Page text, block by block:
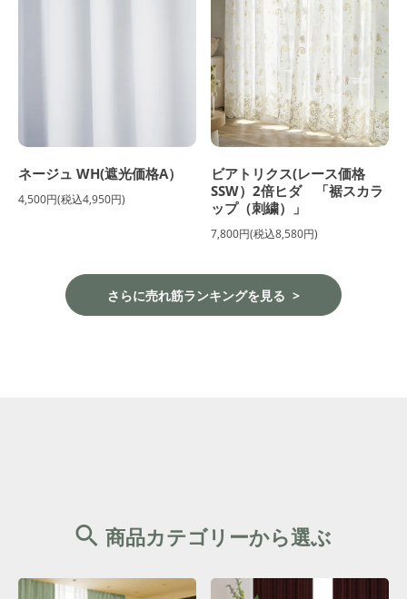
ネージュ WH(遮光価格A）
4,500円(税込4,950円)
ビアトリクス(レース価格
SSW）2倍ヒダ 「裾スカラ
ップ（刺繍）」
7,800円(税込8,580円)
さらに売れ筋ランキングを見る
商品カテゴリーから選ぶ